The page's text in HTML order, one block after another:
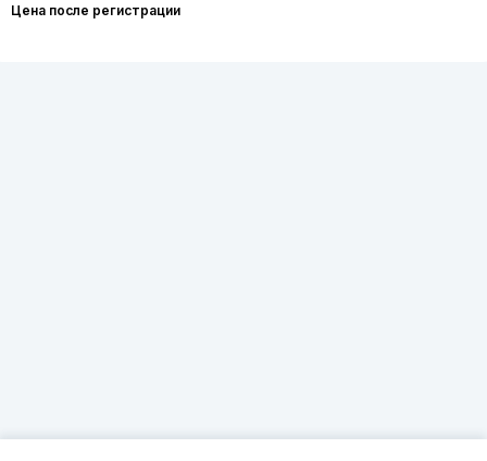
Цена после регистрации